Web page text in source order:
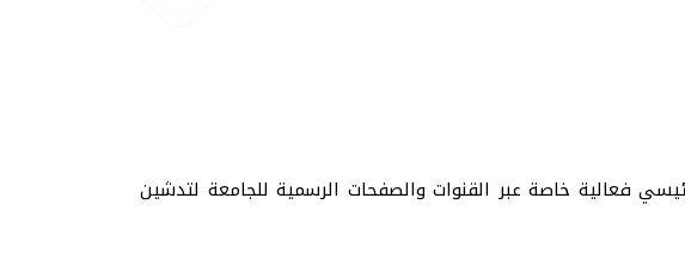
فعالية خاصة عبر القنوات والصفحات الرسمية للجامعة لتدشين